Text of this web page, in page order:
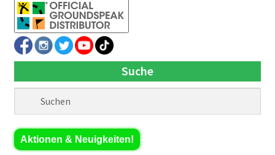
Suche
Aktionen & Neuigkeiten!